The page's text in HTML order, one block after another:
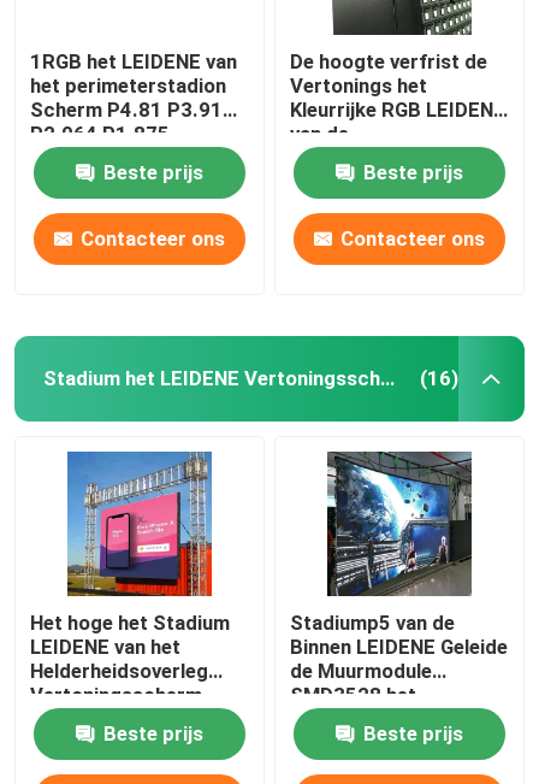
1RGB het LEIDENE van
het perimeterstadion
Scherm P4.81 P3.91
P2.064 P1.875
4.81mm
Beste prijs
Contacteer ons
De hoogte verfrist de
Vertonings het
Kleurrijke RGB LEIDENE
van de
Stadionperimeter
Scherm FM6353
Beste prijs
Contacteer ons
Stadium het LEIDENE Vertoningsscherm (16)
Het hoge het Stadium
LEIDENE van het
Helderheidsoverleg
Vertoningsscherm
P4.81 P3.91 3.91mm
Beste prijs
Stadiump5 van de
Binnen LEIDENE Geleide
de Muurmodule
SMD3528 het
Schermhuur Overleg
Beste prijs